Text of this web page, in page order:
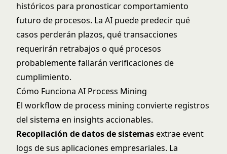
históricos para pronosticar comportamiento
futuro de procesos. La AI puede predecir qué
casos perderán plazos, qué transacciones
requerirán retrabajos o qué procesos
probablemente fallarán verificaciones de
cumplimiento.
Cómo Funciona AI Process Mining
El workflow de process mining convierte registros
del sistema en insights accionables.
Recopilación de datos de sistemasextrae event
logs de sus aplicaciones empresariales. La